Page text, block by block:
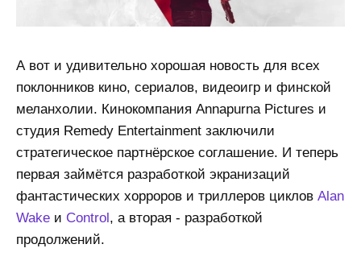
А вот и удивительно хорошая новость для всех
поклонников кино, сериалов, видеоигр и финской
меланхолии. Кинокомпания Annapurna Pictures и
студия Remedy Entertainment заключили
стратегическое партнёрское соглашение. И теперь
первая займётся разработкой экранизаций
фантастических хорроров и триллеров циклов Alan
Wake и Control , а вторая - разработкой
продолжений.